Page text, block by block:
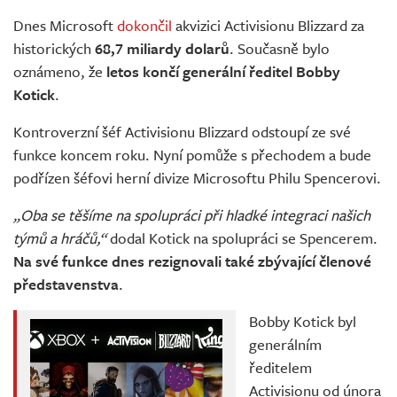
Dnes Microsoftdokončil akvizici Activisionu Blizzard za
historických 68,7 miliardy dolarů. Současně bylo
oznámeno, že letos končí generální ředitel Bobby
Kotick.
Kontroverzní šéf Activisionu Blizzard odstoupí ze své
funkce koncem roku. Nyní pomůže s přechodem a bude
podřízen šéfovi herní divize Microsoftu Philu Spencerovi.
„Oba se těšíme na spolupráci při hladké integraci našich
týmů a hráčů,“dodal Kotick na spolupráci se Spencerem.
Na své funkce dnes rezignovali také zbývající členové
představenstva.
Bobby Kotick byl
generálním
ředitelem
Activisionu od února